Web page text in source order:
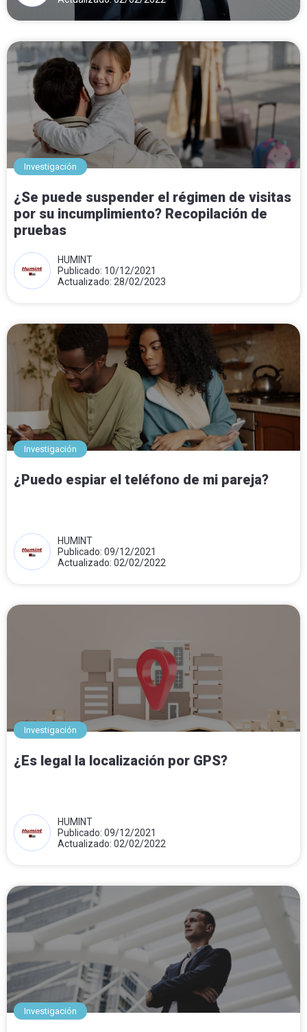
Investigación
¿Se puede suspender el régimen de visitas
por su incumplimiento? Recopilación de
pruebas
HUMINT
Publicado: 10/12/2021
Actualizado: 28/02/2023
Investigación
¿Puedo espiar el teléfono de mi pareja?
HUMINT
Publicado: 09/12/2021
Actualizado: 02/02/2022
Investigación
¿Es legal la localización por GPS?
HUMINT
Publicado: 09/12/2021
Actualizado: 02/02/2022
Investigación